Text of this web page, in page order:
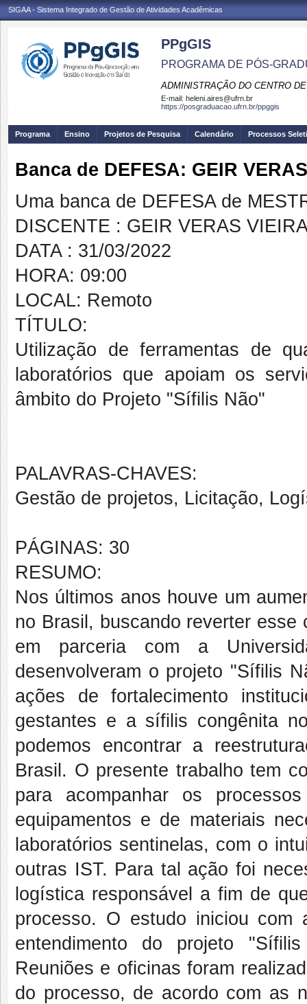
SIGAA - Sistema Integrado de Gestão de Atividades Acadêmicas
PPgGIS
PROGRAMA DE PÓS-
ADMINISTRAÇÃO DO CENTRO
E-mail: heleni.aires@ufrn.br
https://posgraduacao.ufrn.br/ppggis
Programa Ensino Projetos de Pesquisa Calendário Processos
Banca de DEFESA: GEIR
Uma banca de DEFESA de
DISCENTE : GEIR VERAS
DATA : 31/03/2022
HORA: 09:00
LOCAL: Remoto
TÍTULO:
Utilização de ferramentas de
laboratórios que apoiam os
âmbito do Projeto "Sífilis Não"
PALAVRAS-CHAVES:
Gestão de projetos, Licitação,
PÁGINAS: 30
RESUMO:
Nos últimos anos houve um
no Brasil, buscando reverter esse
em parceria com a
desenvolveram o projeto "Sífilis
ações de fortalecimento
gestantes e a sífilis congênita
podemos encontrar a
Brasil. O presente trabalho tem
para acompanhar os
equipamentos e de materiais
laboratórios sentinelas, com o
outras IST. Para tal ação foi
logística responsável a fim de
processo. O estudo iniciou
entendimento do projeto
Reuniões e oficinas foram
do processo, de acordo com as